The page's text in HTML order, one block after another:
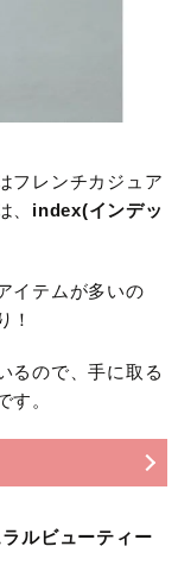
フレンチカジュア
、 index(インデッ
イテムが多いの
！
るので、手に取る
す。
ルビューティー